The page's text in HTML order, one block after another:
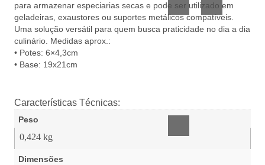
para armazenar especiarias secas e pode ser utilizado em
geladeiras, exaustores ou suportes metálicos compatíveis.
Uma solução versátil para quem busca praticidade no dia a dia
culinário. Medidas aprox.:
• Potes: 6×4,3cm
• Base: 19x21cm
Características Técnicas:
Peso
0,424 kg
Dimensões